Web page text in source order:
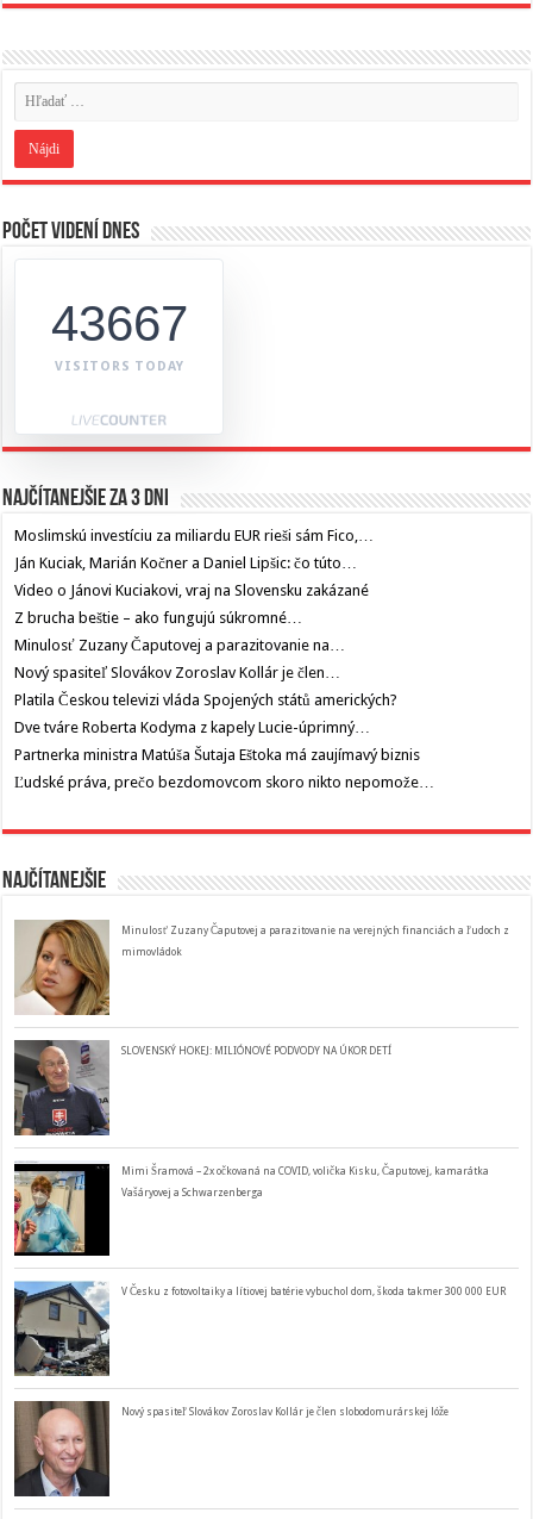
Počet videní dnes
43667
VISITORS TODAY
Najčítanejšie za 3 dni
Moslimskú investíciu za miliardu EUR rieši sám Fico,…
Ján Kuciak, Marián Kočner a Daniel Lipšic: čo túto…
Video o Jánovi Kuciakovi, vraj na Slovensku zakázané
Z brucha beštie – ako fungujú súkromné…
Minulosť Zuzany Čaputovej a parazitovanie na…
Nový spasiteľ Slovákov Zoroslav Kollár je člen…
Platila Českou televizi vláda Spojených států amerických?
Dve tváre Roberta Kodyma z kapely Lucie-úprimný…
Partnerka ministra Matúša Šutaja Eštoka má zaujímavý biznis
Ľudské práva, prečo bezdomovcom skoro nikto nepomože…
Najčítanejšie
Minulosť Zuzany Čaputovej a parazitovanie na verejných financiách a ľudoch z
mimovládok
SLOVENSKÝ HOKEJ: MILIÓNOVÉ PODVODY NA ÚKOR DETÍ
Mimi Šramová – 2x očkovaná na COVID, volička Kisku, Čaputovej, kamarátka
Vašáryovej a Schwarzenberga
V Česku z fotovoltaiky a lítiovej batérie vybuchol dom, škoda takmer 300 000 EUR
Nový spasiteľ Slovákov Zoroslav Kollár je člen slobodomurárskej lóže